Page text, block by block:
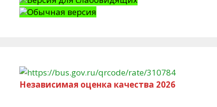
Обычная версия
Независимая оценка качества 2026